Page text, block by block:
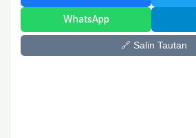
WhatsApp
🔗 Salin Tautan